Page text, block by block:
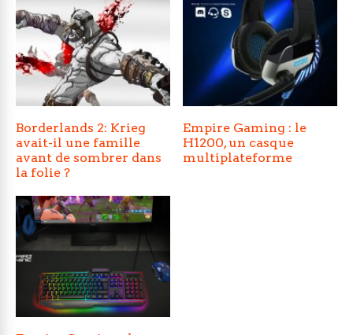
Borderlands 2: Krieg
avait-il une famille
avant de sombrer dans
la folie ?
Empire Gaming : le
H1200, un casque
multiplateforme